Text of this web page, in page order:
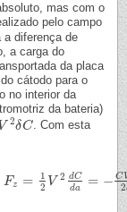
mas com o
pelo campo
a diferença de
a carga do
da placa
cátodo para o
no interior da
da bateria)
V 2δC. Com esta
Fz =
1
2 V 2 dC
da = − C
2
=−C V2 2a